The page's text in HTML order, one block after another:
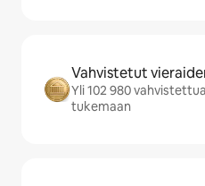
Vahvistetut
Yli 102 980
tukemaan